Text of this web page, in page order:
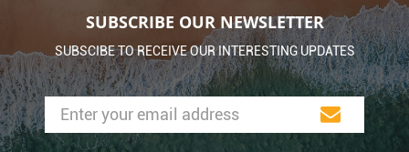
SUBSCRIBE OUR NEWSLETTER
SUBSCIBE TO RECEIVE OUR INTERESTING UPDATES